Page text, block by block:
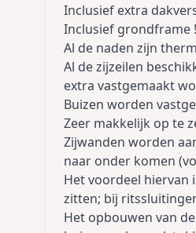
Inclusief extra
Inclusief grondframe !
Al de naden zijn
Al de zijzeilen
extra vastgemaakt
Buizen worden
Zeer makkelijk op te
Zijwanden worden
naar onder komen
Het voordeel hiervan
zitten; bij
Het opbouwen van